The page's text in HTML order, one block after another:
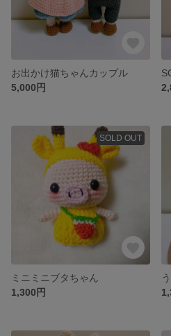
お出かけ猫ちゃんカップル
5,000円
SOLD OUT
ミニミニブタちゃん
1,300円